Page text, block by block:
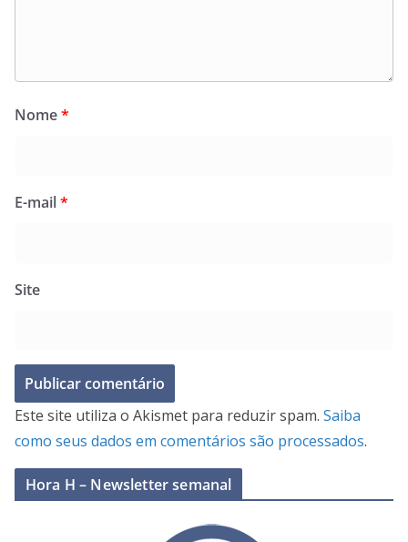
Nome*
E-mail*
Site
Este site utiliza o Akismet para reduzir spam. Saiba
como seus dados em comentários são processados.
Hora H – Newsletter semanal